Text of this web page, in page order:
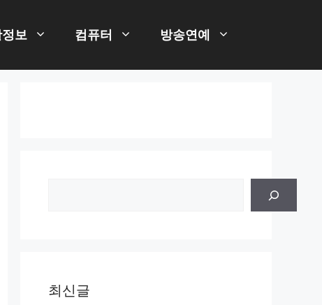
보 컴퓨터 방송연예
최신글